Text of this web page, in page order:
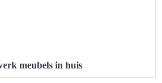
meubels in huis